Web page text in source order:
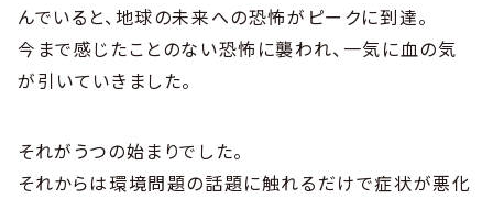
んでいると、地球の未来への恐怖がピークに到達。
今まで感じたことのない恐怖に襲われ、一気に血の気
が引いていきました。
それがうつの始まりでした。
それからは環境問題の話題に触れるだけで症状が悪化